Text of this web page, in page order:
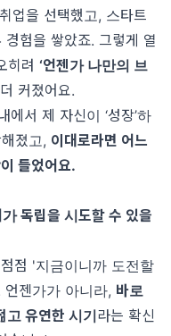
업을 선택했고, 스타트
험을 쌓았죠. 그렇게 열
히려 ‘언젠가 나만의 브
커졌어요.
서 제 자신이 ‘성장’하
졌고, 이대로라면 어느
들었어요.
독립을 시도할 수 있을
점 '지금이니까 도전할
젠가가 아니라, 바로
고 유연한 시기라는 확신